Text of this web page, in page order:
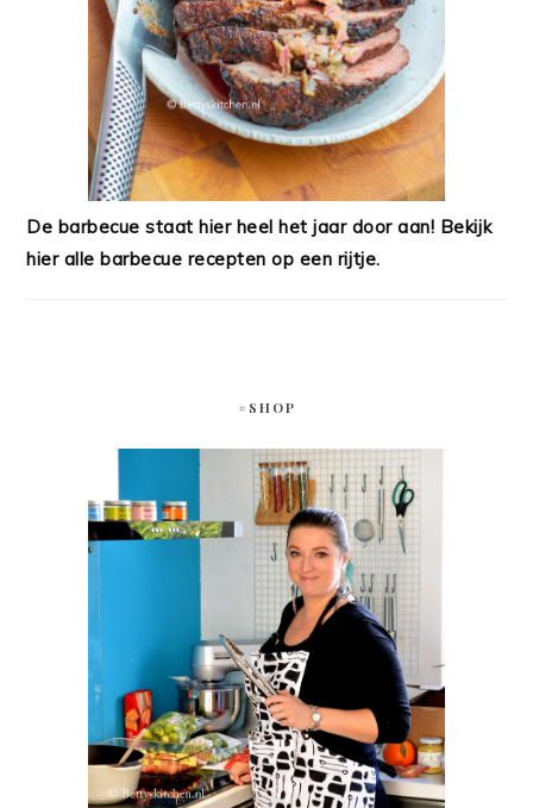
De barbecue staat hier heel het jaar door aan! Bekijk
hier alle barbecue recepten op een rijtje.
#SHOP